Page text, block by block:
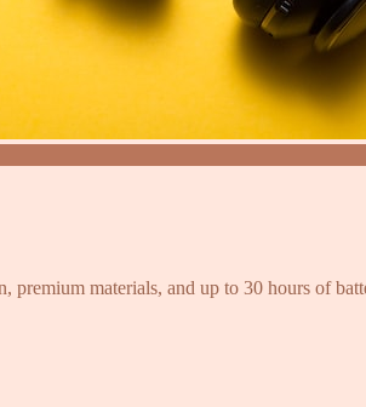
materials, and up to 30 hours of